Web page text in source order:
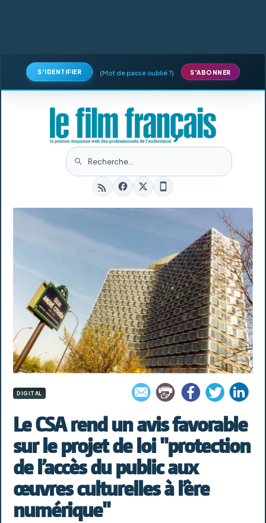
S'IDENTIFIER (Mot de passe oublié ?) S'ABONNER
DIGITAL
Le CSA rend un avis favorable
sur le projet de loi "protection
de l’accès du public aux
œuvres culturelles à l’ère
numérique"